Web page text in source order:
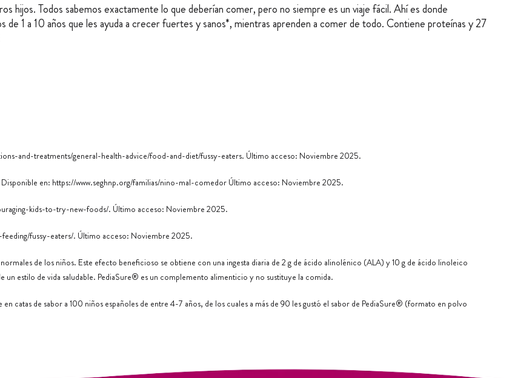
hijos. Todos sabemos exactamente lo que deberían comer, pero no siempre es un viaje fácil. Ahí es donde
de 1 a 10 años que les ayuda a crecer fuertes y sanos*, mientras aprenden a comer de todo. Contiene proteínas y 27
and-treatments/general-health-advice/food-and-diet/fussy-eaters. Último acceso: Noviembre 2025.
en: https://www.seghnp.org/familias/nino-mal-comedor Último acceso: Noviembre 2025.
kids-to-try-new-foods/. Último acceso: Noviembre 2025.
fussy-eaters/. Último acceso: Noviembre 2025.
de los niños. Este efecto beneficioso se obtiene con una ingesta diaria de 2 g de ácido alinolénico (ALA) y 10 g de ácido linoleico
un estilo de vida saludable. PediaSure® es un complemento alimenticio y no sustituye la comida.
catas de sabor a 100 niños españoles de entre 4-7 años, de los cuales a más de 90 les gustó el sabor de PediaSure® (formato en polvo